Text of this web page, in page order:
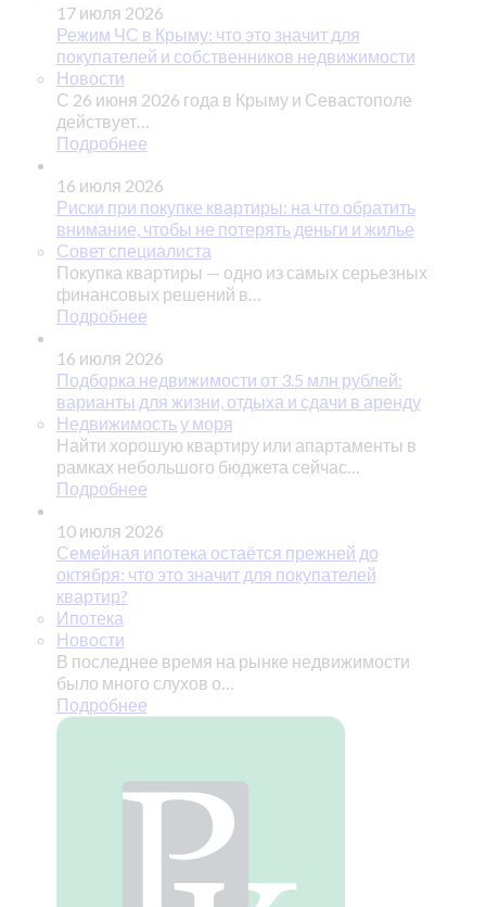
17 июля 2026
Режим ЧС в Крыму: что это значит для
покупателей и собственников недвижимости
Новости
С 26 июня 2026 года в Крыму и Севастополе
действует…
Подробнее
16 июля 2026
Риски при покупке квартиры: на что обратить
внимание, чтобы не потерять деньги и жилье
Совет специалиста
Покупка квартиры — одно из самых серьезных
финансовых решений в…
Подробнее
16 июля 2026
Подборка недвижимости от 3.5 млн рублей:
варианты для жизни, отдыха и сдачи в аренду
Недвижимость у моря
Найти хорошую квартиру или апартаменты в
рамках небольшого бюджета сейчас…
Подробнее
10 июля 2026
Семейная ипотека остаётся прежней до
октября: что это значит для покупателей
квартир?
Ипотека
Новости
В последнее время на рынке недвижимости
было много слухов о…
Подробнее